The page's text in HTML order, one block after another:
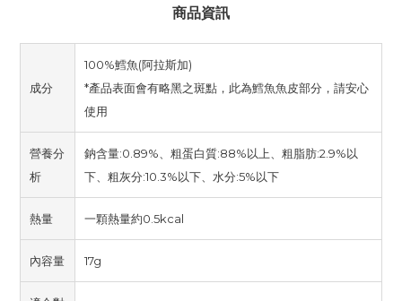
商品資訊
成分
100%鱈魚(阿拉斯加)
*產品表面會有略黑之斑點，此為鱈魚魚皮部分，請安心
使用
營養分
析
鈉含量:0.89%、粗蛋白質:88%以上、粗脂肪:2.9%以
下、粗灰分:10.3%以下、水分:5%以下
熱量 一顆熱量約0.5kcal
內容量 17g